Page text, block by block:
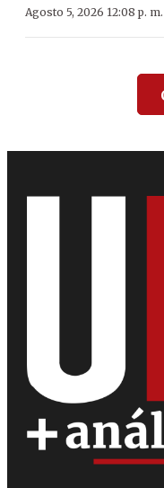
Agosto 5, 2026 12:08 p. m.